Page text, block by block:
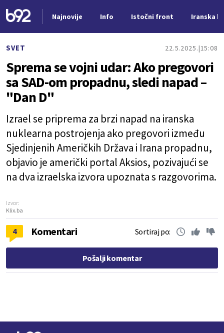
Najnovije Info Istočni front Iranska
SVET 22.5.2025. 15:08
Sprema se vojni udar: Ako pregovori
sa SAD-om propadnu, sledi napad –
"Dan D"
Izrael se priprema za brzi napad na iranska
nuklearna postrojenja ako pregovori između
Sjedinjenih Američkih Država i Irana propadnu,
objavio je američki portal Aksios, pozivajući se
na dva izraelska izvora upoznata s razgovorima.
Izvor:
Klix.ba
4 Komentari Sortiraj po:
Pošalji komentar